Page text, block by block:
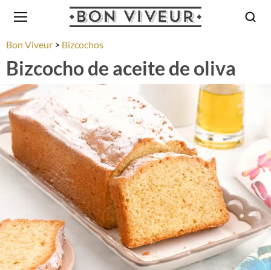
Bon Viveur Bizcochos
Bizcocho de aceite de oliva